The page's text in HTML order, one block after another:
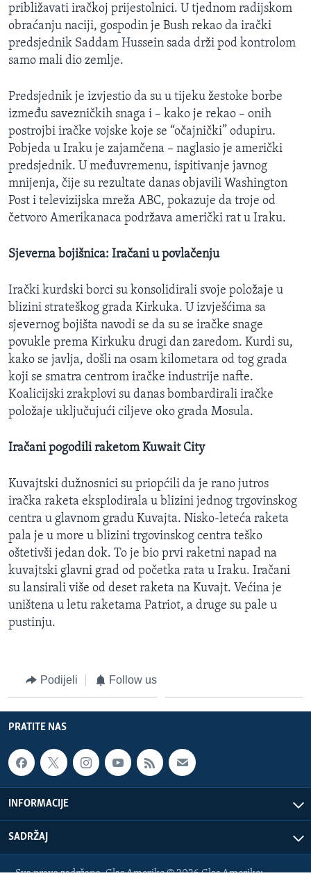
približavati iračkoj prijestolnici. U tjednom radijskom
obraćanju naciji, gospodin je Bush rekao da irački
predsjednik Saddam Hussein sada drži pod kontrolom
samo mali dio zemlje.
Predsjednik je izvjestio da su u tijeku žestoke borbe
između savezničkih snaga i – kako je rekao – onih
postrojbi iračke vojske koje se “očajnički” odupiru.
Pobjeda u Iraku je zajamčena – naglasio je američki
predsjednik. U međuvremenu, ispitivanje javnog
mnijenja, čije su rezultate danas objavili Washington
Post i televizijska mreža ABC, pokazuje da troje od
četvoro Amerikanaca podržava američki rat u Iraku.
Sjeverna bojišnica: Iračani u povlačenju
Irački kurdski borci su konsolidirali svoje položaje u
blizini strateškog grada Kirkuka. U izvješćima sa
sjevernog bojišta navodi se da su se iračke snage
povukle prema Kirkuku drugi dan zaredom. Kurdi su,
kako se javlja, došli na osam kilometara od tog grada
koji se smatra centrom iračke industrije nafte.
Koalicijski zrakplovi su danas bombardirali iračke
položaje uključujući ciljeve oko grada Mosula.
Iračani pogodili raketom Kuwait City
Kuvajtski dužnosnici su priopćili da je rano jutros
iračka raketa eksplodirala u blizini jednog trgovinskog
centra u glavnom gradu Kuvajta. Nisko-leteća raketa
pala je u more u blizini trgovinskog centra teško
oštetivši jedan dok. To je bio prvi raketni napad na
kuvajtski glavni grad od početka rata u Iraku. Iračani
su lansirali više od deset raketa na Kuvajt. Većina je
uništena u letu raketama Patriot, a druge su pale u
pustinju.
Podijeli Follow us
PRATITE NAS
INFORMACIJE
SADRŽAJ
Sva prava zadržana. Glas Amerike © 2026 Glas Amerike: